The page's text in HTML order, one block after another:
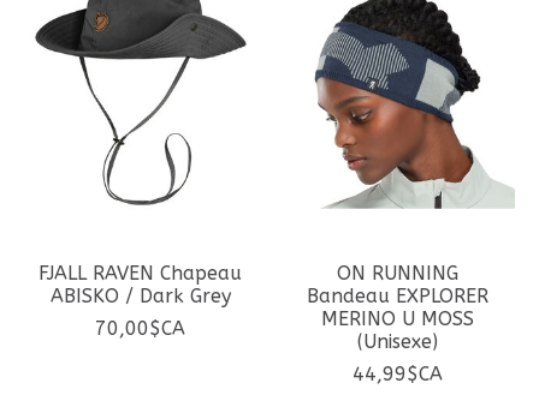
FJALL RAVEN Chapeau
ABISKO / Dark Grey
70,00$CA
ON RUNNING
Bandeau EXPLORER
MERINO U MOSS
(Unisexe)
44,99$CA